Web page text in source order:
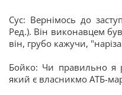
Сус: Вернімось до
Ред.). Він виконавцем
він, грубо кажучи,
Бойко: Чи правильно я
який є власникмо АТБ-